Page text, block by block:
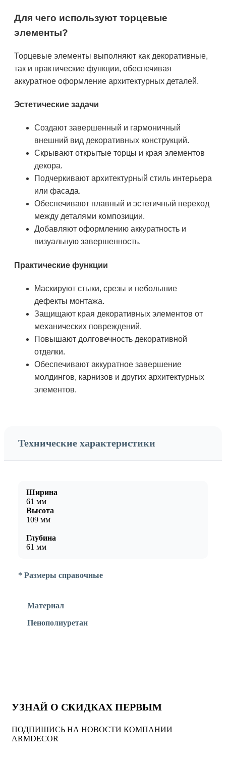
Для чего используют торцевые
элементы?
Торцевые элементы выполняют как декоративные,
так и практические функции, обеспечивая
аккуратное оформление архитектурных деталей.
Эстетические задачи
Создают завершенный и гармоничный
внешний вид декоративных конструкций.
Скрывают открытые торцы и края элементов
декора.
Подчеркивают архитектурный стиль интерьера
или фасада.
Обеспечивают плавный и эстетичный переход
между деталями композиции.
Добавляют оформлению аккуратность и
визуальную завершенность.
Практические функции
Маскируют стыки, срезы и небольшие
дефекты монтажа.
Защищают края декоративных элементов от
механических повреждений.
Повышают долговечность декоративной
отделки.
Обеспечивают аккуратное завершение
молдингов, карнизов и других архитектурных
элементов.
Технические характеристики
Ширина
61 мм
Высота
109 мм
Глубина
61 мм
* Размеры справочные
Материал
Пенополиуретан
УЗНАЙ О СКИДКАХ ПЕРВЫМ
ПОДПИШИСЬ НА НОВОСТИ КОМПАНИИ
ARMDECOR